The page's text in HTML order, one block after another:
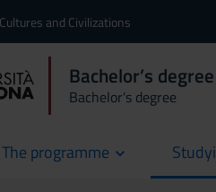
and Civilizations
Bachelor’s
Bachelor's degree
The programme